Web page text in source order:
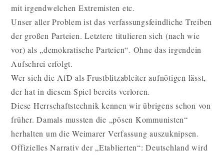
mit irgendwelchen Extremisten etc.
Unser aller Problem ist das verfassungsfeindliche Treiben
der großen Parteien. Letztere titulieren sich (nach wie
vor) als „demokratische Parteien“. Ohne das irgendein
Aufschrei erfolgt.
Wer sich die AfD als Frustblitzableiter aufnötigen lässt,
der hat in diesem Spiel bereits verloren.
Diese Herrschaftstechnik kennen wir übrigens schon von
früher. Damals mussten die „pösen Kommunisten“
herhalten um die Weimarer Verfassung auszuknipsen.
Offizielles Narrativ der „Etablierten“: Deutschland wird